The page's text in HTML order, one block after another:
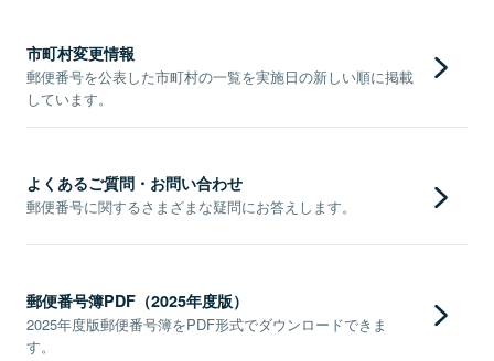
市町村変更情報
郵便番号を公表した市町村の一覧を実施日の新しい順に掲載
しています。
よくあるご質問・お問い合わせ
郵便番号に関するさまざまな疑問にお答えします。
郵便番号簿PDF（2025年度版）
2025年度版郵便番号簿をPDF形式でダウンロードできま
す。